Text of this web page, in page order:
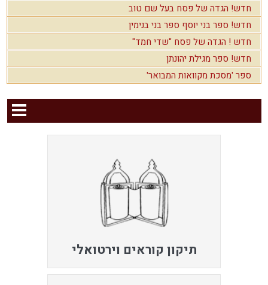
חדש! הגדה של פסח בעל שם טוב
חדש! ספר בני יוסף ספר בני בנימין
חדש ! הגדה של פסח "שדי חמד"
חדש! ספר מגילת יהונתן
ספר 'מסכת מקוואות המבואר'
תיקון קוראים וירטואלי